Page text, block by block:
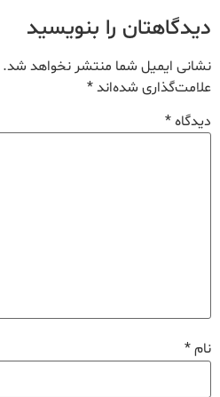
دیدگاهتان را بنویسید
نشانی ایمیل شما منتشر نخواهد شد.
علامت‌گذاری شده‌اند*
دیدگاه*
نام*